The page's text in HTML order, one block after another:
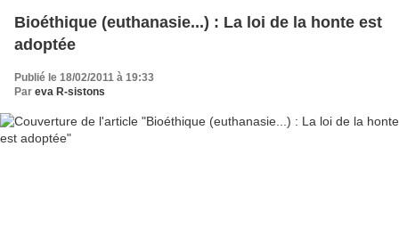
Bioéthique (euthanasie...) : La loi de la honte est
adoptée
Publié le 18/02/2011 à 19:33
Par eva R-sistons